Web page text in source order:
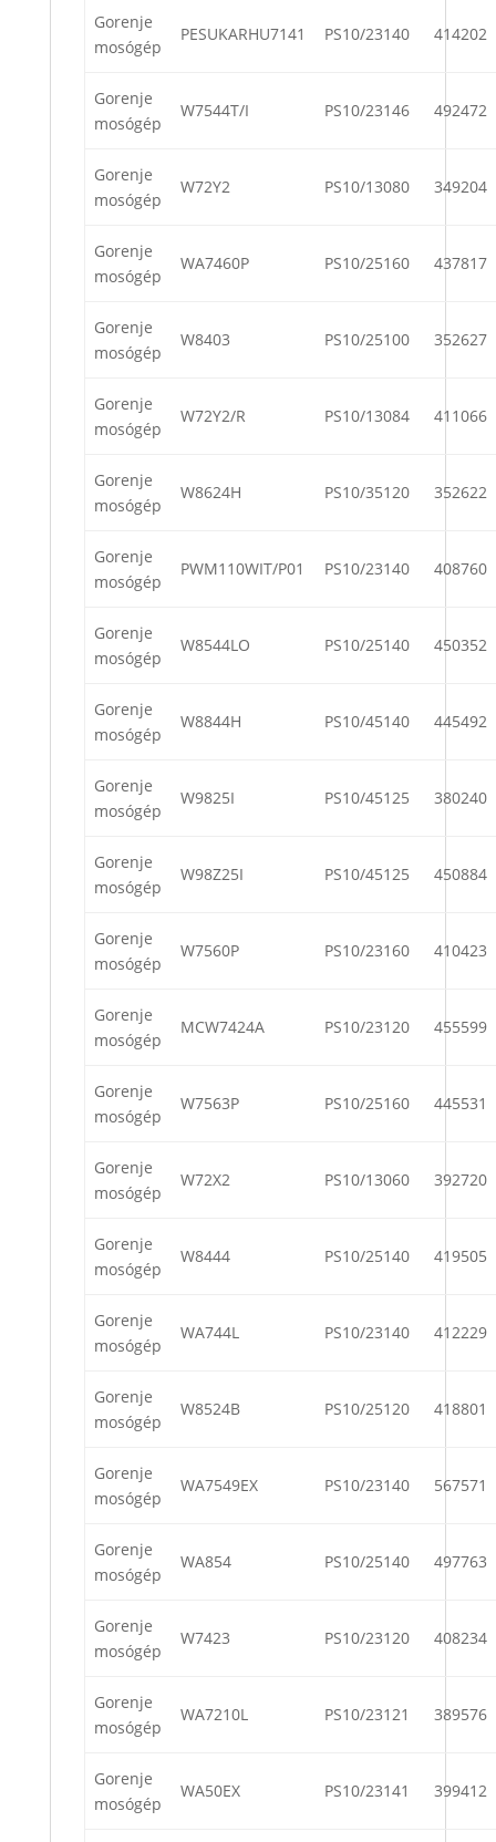
Gorenje
mosógép
PESUKARHU7141 PS10/23140 414202
Gorenje
mosógép
W7544T/I PS10/23146 492472
Gorenje
mosógép
W72Y2 PS10/13080 349204
Gorenje
mosógép
WA7460P PS10/25160 437817
Gorenje
mosógép
W8403 PS10/25100 352627
Gorenje
mosógép
W72Y2/R PS10/13084 411066
Gorenje
mosógép
W8624H PS10/35120 352622
Gorenje
mosógép
PWM110WIT/P01 PS10/23140 408760
Gorenje
mosógép
W8544LO PS10/25140 450352
Gorenje
mosógép
W8844H PS10/45140 445492
Gorenje
mosógép
W9825I PS10/45125 380240
Gorenje
mosógép
W98Z25I PS10/45125 450884
Gorenje
mosógép
W7560P PS10/23160 410423
Gorenje
mosógép
MCW7424A PS10/23120 455599
Gorenje
mosógép
W7563P PS10/25160 445531
Gorenje
mosógép
W72X2 PS10/13060 392720
Gorenje
mosógép
W8444 PS10/25140 419505
Gorenje
mosógép
WA744L PS10/23140 412229
Gorenje
mosógép
W8524B PS10/25120 418801
Gorenje
mosógép
WA7549EX PS10/23140 567571
Gorenje
mosógép
WA854 PS10/25140 497763
Gorenje
mosógép
W7423 PS10/23120 408234
Gorenje
mosógép
WA7210L PS10/23121 389576
Gorenje
mosógép
WA50EX PS10/23141 399412